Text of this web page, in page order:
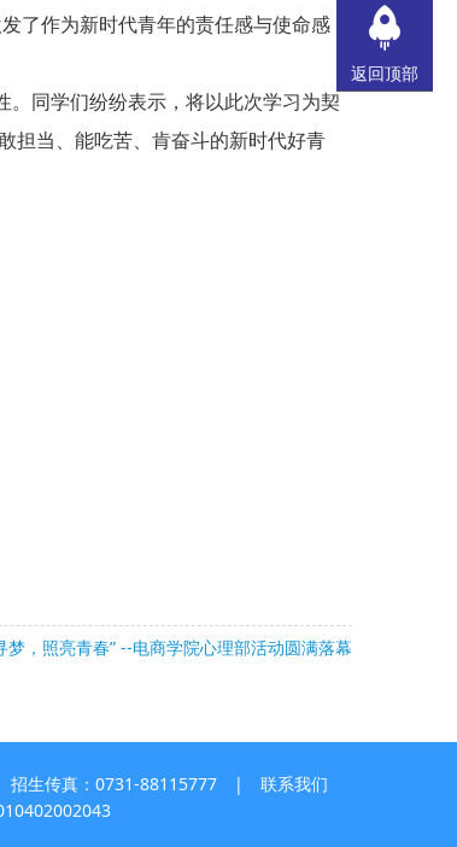
作为新时代青年的责任感与使命感，
同学们纷纷表示，将以此次学习为契
担当、能吃苦、肯奋斗的新时代好青
梦，照亮青春” --电商学院心理部活动圆满落幕
生传真：0731-88115777 | 联系我们
返回顶部